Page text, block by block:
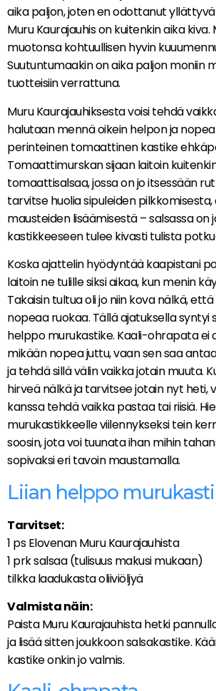
aika paljon, joten en odottanut
Muru Kaurajauhis on kuitenkin aika
muotonsa kohtuullisen hyvin
Suutuntumaakin on aika paljon moniin
tuotteisiin verrattuna.
Muru Kaurajauhiksesta voisi tehdä
halutaan mennä oikein helpon ja
perinteinen tomaattinen kastike
Tomaattimurskan sijaan laitoin
tomaattisalsaa, jossa on jo itsessään
tarvitse huolia sipuleiden pilkkomisesta,
mausteiden lisäämisestä – salsassa on
kastikkeeseen tulee kivasti tulista
Koska ajattelin hyödyntää kaapistani
laitoin ne tulille siksi aikaa, kun menin
Takaisin tultua oli jo niin kova nälkä,
nopeaa ruokaa. Tällä ajatuksella syntyi
helppo murukastike. Kaali-ohrapata ei
mikään nopea juttu, vaan sen saa
ja tehdä sillä välin vaikka jotain muuta.
hirveä nälkä ja tarvitsee jotain nyt heti,
kanssa tehdä vaikka pastaa tai riisiä.
murukastikkeelle viilennykseksi tein
soosin, jota voi tuunata ihan mihin
sopivaksi eri tavoin maustamalla.
Liian helppo
Tarvitset:
1 ps Elovenan Muru Kaurajauhista
1 prk salsaa (tulisuus makusi mukaan)
tilkka laadukasta oliiviöljyä
Valmista näin:
Paista Muru Kaurajauhista hetki
ja lisää sitten joukkoon salsakastike.
kastike onkin jo valmis.